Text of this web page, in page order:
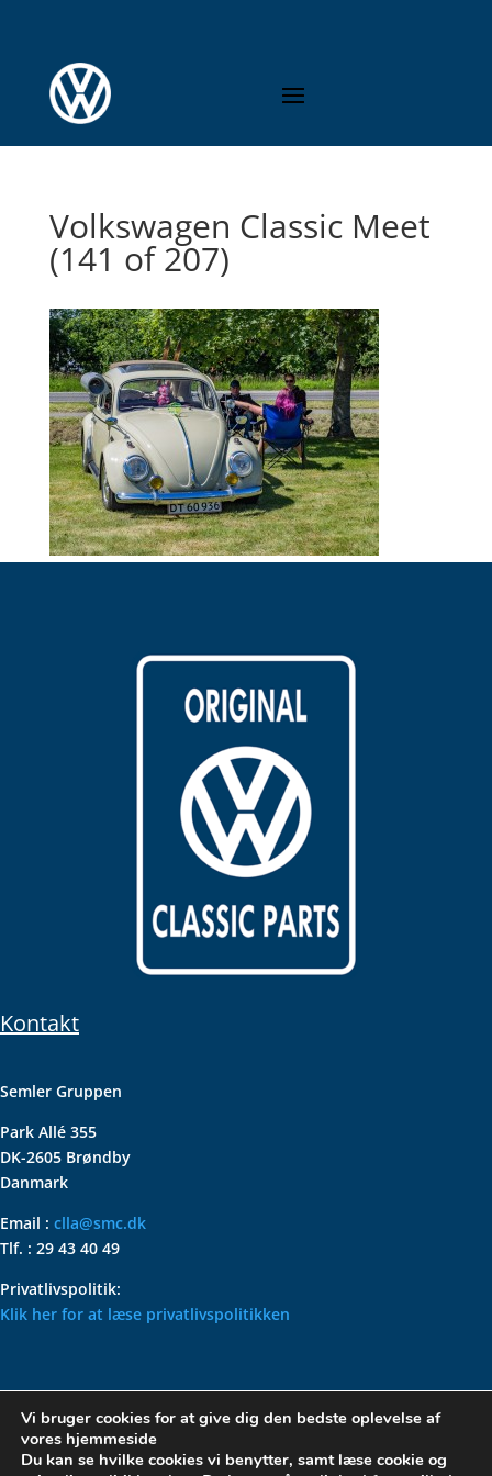
Volkswagen Classic Meet
(141 of 207)
Kontakt
Semler Gruppen
Park Allé 355
DK-2605 Brøndby
Danmark
Email : clla@smc.dk
Tlf. : 29 43 40 49
Privatlivspolitik:
Klik her for at læse privatlivspolitikken
VOLKSWAGEN CLASSIC
PARTS – HOLDER DIN
KLASSISKE VOLKSWAGEN I
Vi bruger cookies for at give dig den bedste oplevelse af
vores hjemmeside
Du kan se hvilke cookies vi benytter, samt læse cookie og